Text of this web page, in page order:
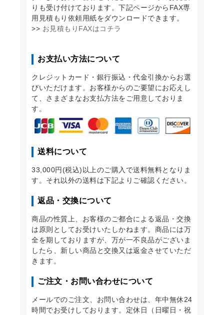
りも受け付けております。下記ページからFAX専
用見積もり依頼用紙をダウンロードできます。
>> お見積もりFAXはコチラ
お支払い方法について
クレジットカード・銀行振込・代金引換からお選
びいただけます。お客様からのご要望にお応えし
て、さまざまなお支払方法をご用意しておりま
す。
送料について
33,000円(税込)以上のご購入で送料無料となりま
す。それ以外の送料は下記よりご確認ください。
返品・交換について
商品の性質上、お客様のご都合による返品・交換
は原則としてお受けいたしかねます。商品には万
全を期しておりますが、万が一不良品がございま
したら、新しい商品と交換又は返金させていただ
きます。
ご注文・お問い合わせについて
メールでのご注文、お問い合わせは、年中無休24
時間でお受けしております。定休日（日曜日・祝